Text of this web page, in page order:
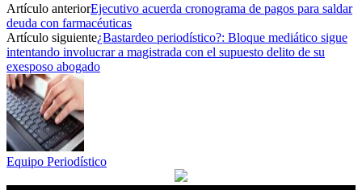
Artículo anteriorEjecutivo acuerda cronograma de pagos para saldar
deuda con farmacéuticas
Artículo siguiente¿Bastardeo periodístico?: Bloque mediático sigue
intentando involucrar a magistrada con el supuesto delito de su
exesposo abogado
Equipo Periodístico